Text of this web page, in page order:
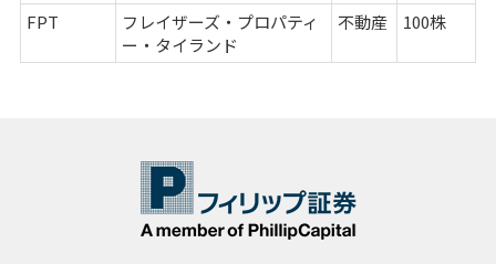
FPT
フレイザーズ・プロパティ
ー・タイランド
不動産 100株